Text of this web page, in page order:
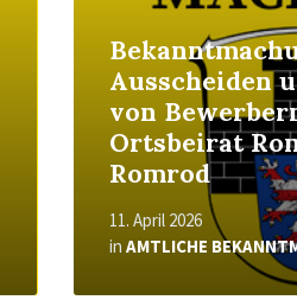
Ausscheiden
von
Ortsbeirat
Romrod
11. April 2026
in AMTLICHE